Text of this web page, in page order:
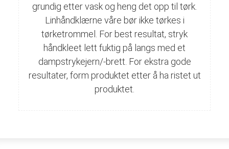
grundig etter vask og heng det opp til tørk.
Linhåndklærne våre bør ikke tørkes i
tørketrommel. For best resultat, stryk
håndkleet lett fuktig på langs med et
dampstrykejern/-brett. For ekstra gode
resultater, form produktet etter å ha ristet ut
produktet.